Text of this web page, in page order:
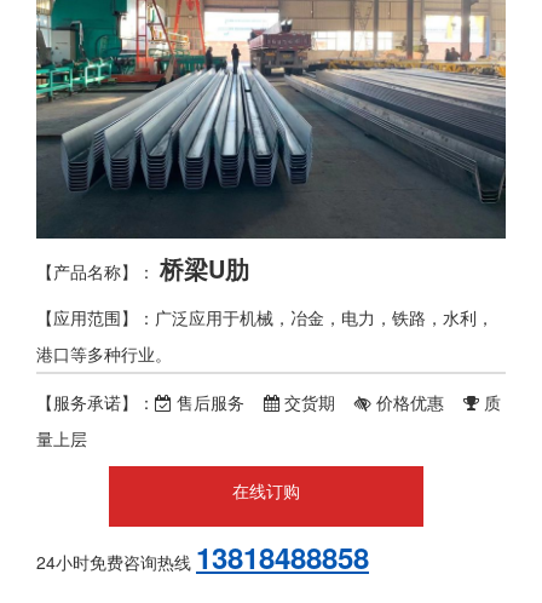
【产品名称】：桥梁U肋
【应用范围】：广泛应用于机械，冶金，电力，铁路，水利，
港口等多种行业。
【服务承诺】：
售后服务 交货期 价格优惠
质
量上层
在线订购
24小时免费咨询热线 13818488858